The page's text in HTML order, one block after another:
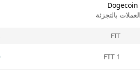
بالتجزئة
FTT
1 FTT